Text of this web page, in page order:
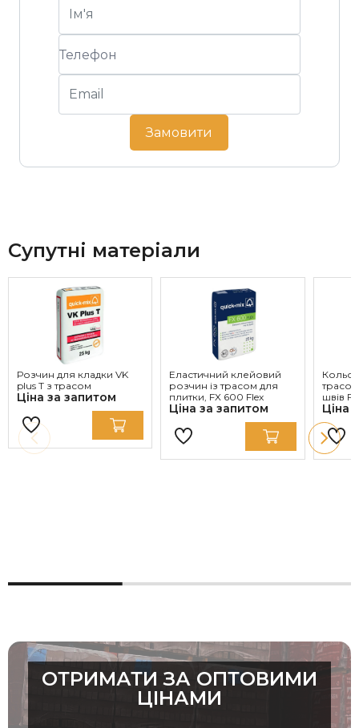
Замовити
Супутні матеріали
Розчин для кладки VK
plus T з трасом
Ціна за запитом
Еластичний клейовий
розчин із трасом для
плитки, FX 600 Flex
Ціна за запитом
швів
Ціна
ОТРИМАТИ ЗА ОПТОВИМИ
ЦІНАМИ